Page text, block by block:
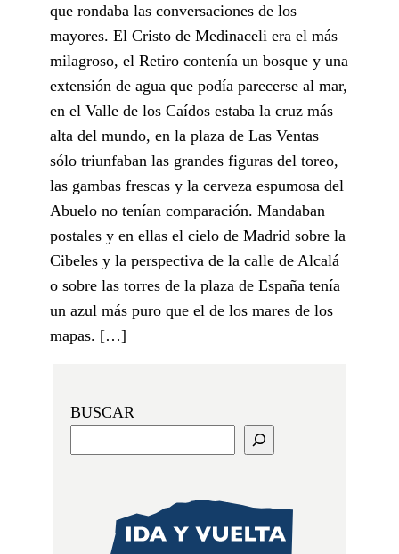
que rondaba las conversaciones de los
mayores. El Cristo de Medinaceli era el más
milagroso, el Retiro contenía un bosque y una
extensión de agua que podía parecerse al mar,
en el Valle de los Caídos estaba la cruz más
alta del mundo, en la plaza de Las Ventas
sólo triunfaban las grandes figuras del toreo,
las gambas frescas y la cerveza espumosa del
Abuelo no tenían comparación. Mandaban
postales y en ellas el cielo de Madrid sobre la
Cibeles y la perspectiva de la calle de Alcalá
o sobre las torres de la plaza de España tenía
un azul más puro que el de los mares de los
mapas. […]
BUSCAR